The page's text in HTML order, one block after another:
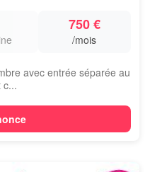
750 €
/mois
avec entrée séparée au
c...